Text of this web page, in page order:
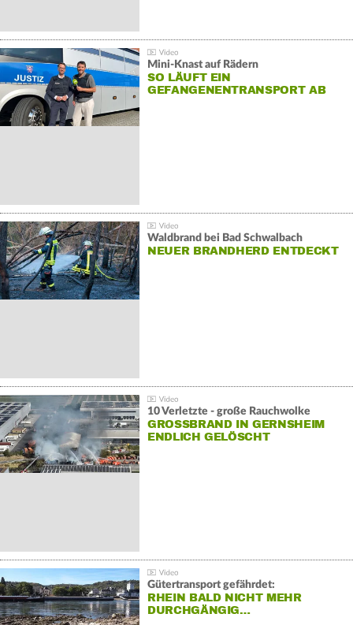
Mini-Knast auf Rädern
SO LÄUFT EIN
GEFANGENENTRANSPORT AB
Waldbrand bei Bad Schwalbach
NEUER BRANDHERD ENTDECKT
10 Verletzte - große Rauchwolke
GROSSBRAND IN GERNSHEIM E
NDLICH GELÖSCHT
Gütertransport gefährdet:
RHEIN BALD NICHT MEHR
DURCHGÄNGIG…